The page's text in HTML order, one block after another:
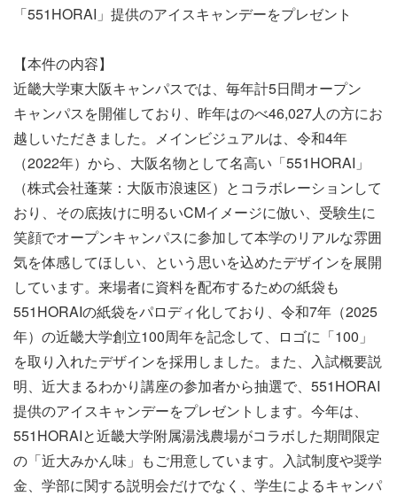
「551HORAI」提供のアイスキャンデーをプレゼント
【本件の内容】
近畿大学東大阪キャンパスでは、毎年計5日間オープン
キャンパスを開催しており、昨年はのべ46,027人の方にお
越しいただきました。メインビジュアルは、令和4年
（2022年）から、大阪名物として名高い「551HORAI」
（株式会社蓬莱：大阪市浪速区）とコラボレーションして
おり、その底抜けに明るいCMイメージに倣い、受験生に
笑顔でオープンキャンパスに参加して本学のリアルな雰囲
気を体感してほしい、という思いを込めたデザインを展開
しています。来場者に資料を配布するための紙袋も
551HORAIの紙袋をパロディ化しており、令和7年（2025
年）の近畿大学創立100周年を記念して、ロゴに「100」
を取り入れたデザインを採用しました。また、入試概要説
明、近大まるわかり講座の参加者から抽選で、551HORAI
提供のアイスキャンデーをプレゼントします。今年は、
551HORAIと近畿大学附属湯浅農場がコラボした期間限定
の「近大みかん味」もご用意しています。入試制度や奨学
金、学部に関する説明会だけでなく、学生によるキャンパ